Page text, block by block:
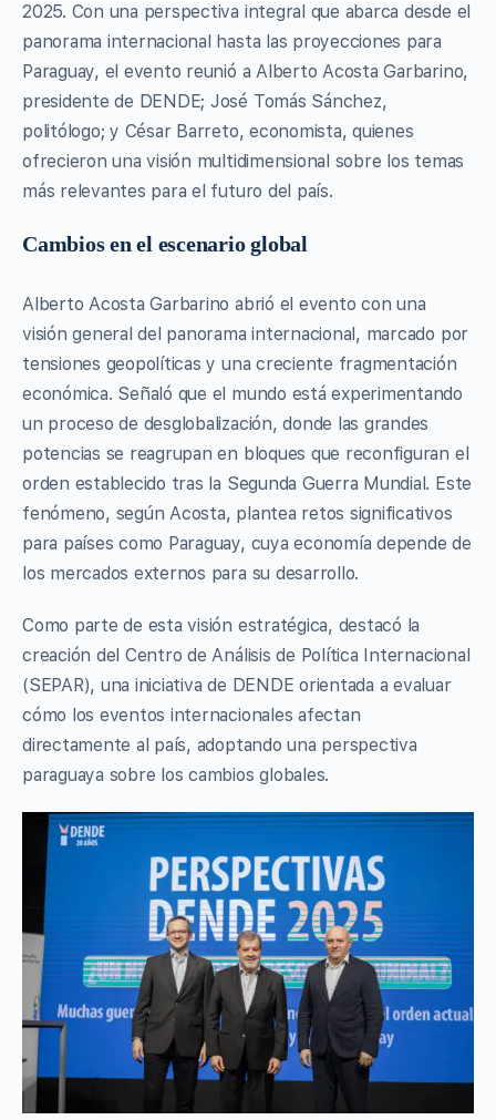
2025. Con una perspectiva integral que abarca desde el
panorama internacional hasta las proyecciones para
Paraguay, el evento reunió a Alberto Acosta Garbarino,
presidente de DENDE; José Tomás Sánchez,
politólogo; y César Barreto, economista, quienes
ofrecieron una visión multidimensional sobre los temas
más relevantes para el futuro del país.
Cambios en el escenario global
Alberto Acosta Garbarino abrió el evento con una
visión general del panorama internacional, marcado por
tensiones geopolíticas y una creciente fragmentación
económica. Señaló que el mundo está experimentando
un proceso de desglobalización, donde las grandes
potencias se reagrupan en bloques que reconfiguran el
orden establecido tras la Segunda Guerra Mundial. Este
fenómeno, según Acosta, plantea retos significativos
para países como Paraguay, cuya economía depende de
los mercados externos para su desarrollo.
Como parte de esta visión estratégica, destacó la
creación del Centro de Análisis de Política Internacional
(SEPAR), una iniciativa de DENDE orientada a evaluar
cómo los eventos internacionales afectan
directamente al país, adoptando una perspectiva
paraguaya sobre los cambios globales.